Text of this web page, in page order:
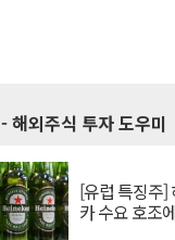
- 해외주식 투자 도우미
[유럽 특징주]
카 수요 호조